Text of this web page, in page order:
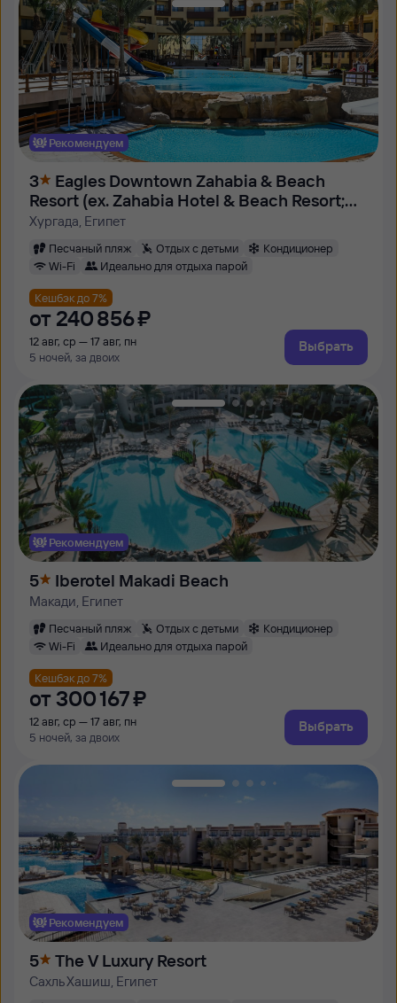
Рекомендуем
3
Eagles Downtown Zahabia & Beach
Resort (ex. Zahabia Hotel & Beach Resort;
Zahabia Village)
Хургада, Египет
Песчаный пляж Отдых с детьми
Кондиционер
Wi-Fi
Идеально для отдыха парой
Кешбэк до 7%
от 240 ⁠856 ⁠₽
12 авг, ср — 17 авг, пн
5 ночей, за двоих
Выбрать
Рекомендуем
5 Iberotel Makadi Beach
Макади, Египет
Песчаный пляж Отдых с детьми
Кондиционер
Wi-Fi
Идеально для отдыха парой
Кешбэк до 7%
от 300 ⁠167 ⁠₽
12 авг, ср — 17 авг, пн
5 ночей, за двоих
Выбрать
Рекомендуем
5 The V Luxury Resort
Сахль Хашиш, Египет